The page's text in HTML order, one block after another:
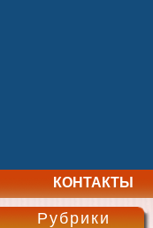
КОНТАКТЫ
Рубрики